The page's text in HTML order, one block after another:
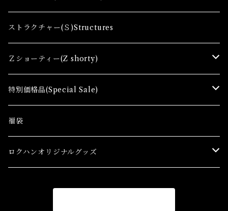
レール関連商品(Track related goods)
制御機器（Ａ）Control Accessory
アクセサリー(A) Accessories
コンテナ(Ａ) Container Cargo
ストラクチャー(Ｓ)Structures
Ｚショーティー(Z shorty)
車両（ST）Z Shorty Trains
アクセサリー&ストラクチャー(SA&SS) ACC&STL
スターターセット(SG) Starter Sets
特別価格品(Special Sale)
Ｚゲージ車両(特別価格) Trains
在宅支援キャンペーン
福袋
ロクハンオリジナルグッズ